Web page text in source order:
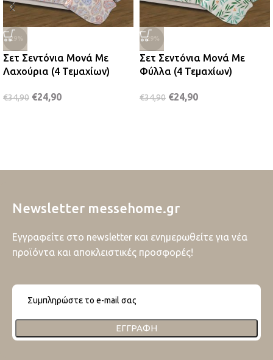
-29%
Σετ Σεντόνια Μονά Με
Λαχούρια (4 Τεμαχίων)
€34,90 €24,90
-29%
Σετ Σεντόνια Μονά Με
Φύλλα (4 Τεμαχίων)
€34,90 €24,90
Newsletter messehome.gr
Εγγραφείτε στο newsletter και ενημερωθείτε για νέα
προϊόντα και αποκλειστικές προσφορές!
ΕΓΓΡΑΦΉ